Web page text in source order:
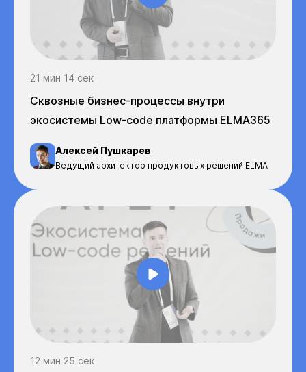
21 мин 14 сек
Сквозные бизнес-процессы внутри
экосистемы Low-code платформы ELMA365
Алексей Пушкарев
Ведущий архитектор продуктовых решений ELMA
12 мин 25 сек